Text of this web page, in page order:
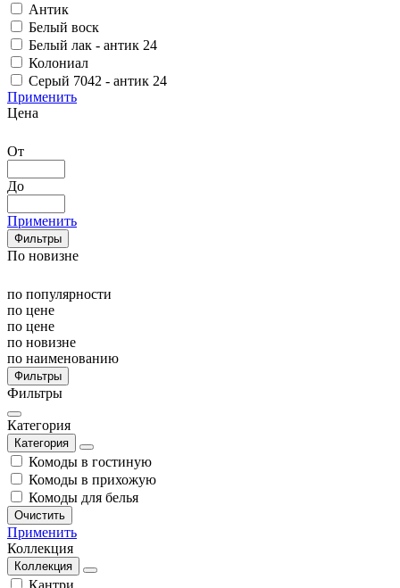
Антик
Белый воск
Белый лак - антик 24
Колониал
Серый 7042 - антик 24
Применить
Цена
От
До
Применить
Фильтры
По новизне
по популярности
по цене
по цене
по новизне
по наименованию
Фильтры
Фильтры
Категория
Категория
Комоды в гостиную
Комоды в прихожую
Комоды для белья
Очистить
Применить
Коллекция
Коллекция
Кантри